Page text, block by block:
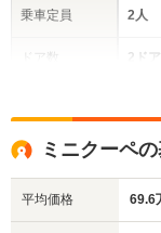
乗車定員
ドア数
サイズ
2人
2ドア
ミニクーペ
平均価格 69.6